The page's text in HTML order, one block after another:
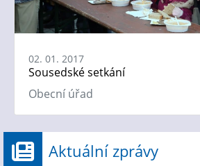
02. 01. 2017
Sousedské setkání
Obecní úřad
Aktuální zprávy